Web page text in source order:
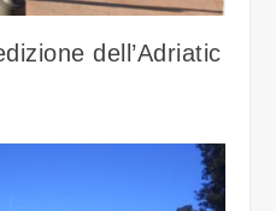
dell’Adriatic